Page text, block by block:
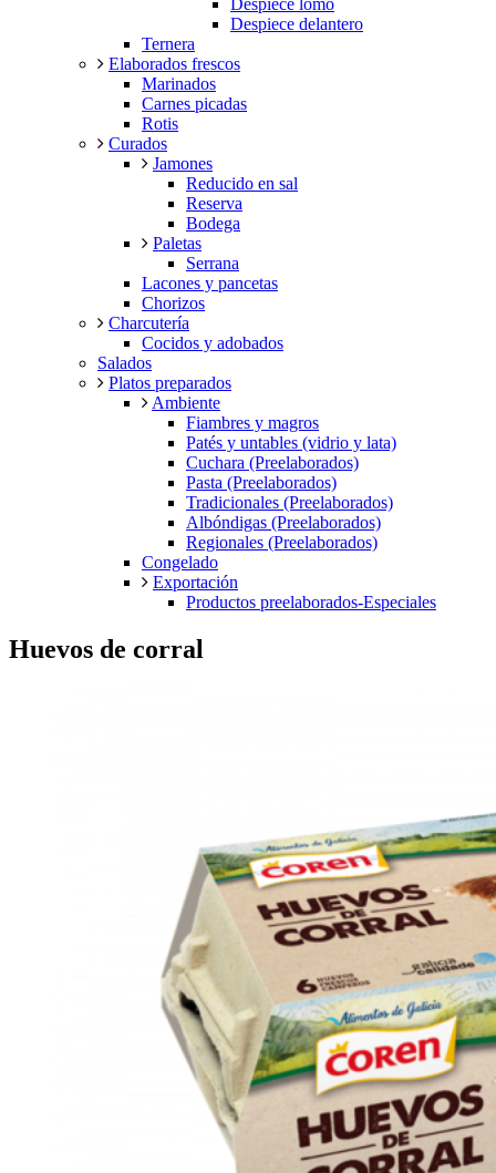
Despiece delantero
Ternera
Elaborados frescos
Marinados
Carnes picadas
Rotis
Curados
Jamones
Reducido en sal
Reserva
Bodega
Paletas
Serrana
Lacones y pancetas
Chorizos
Charcutería
Cocidos y adobados
Salados
Platos preparados
Ambiente
Fiambres y magros
Patés y untables (vidrio y lata)
Cuchara (Preelaborados)
Pasta (Preelaborados)
Tradicionales (Preelaborados)
Albóndigas (Preelaborados)
Regionales (Preelaborados)
Congelado
Exportación
Productos preelaborados-Especiales
Huevos de corral